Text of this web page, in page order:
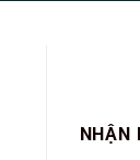
NHẬN